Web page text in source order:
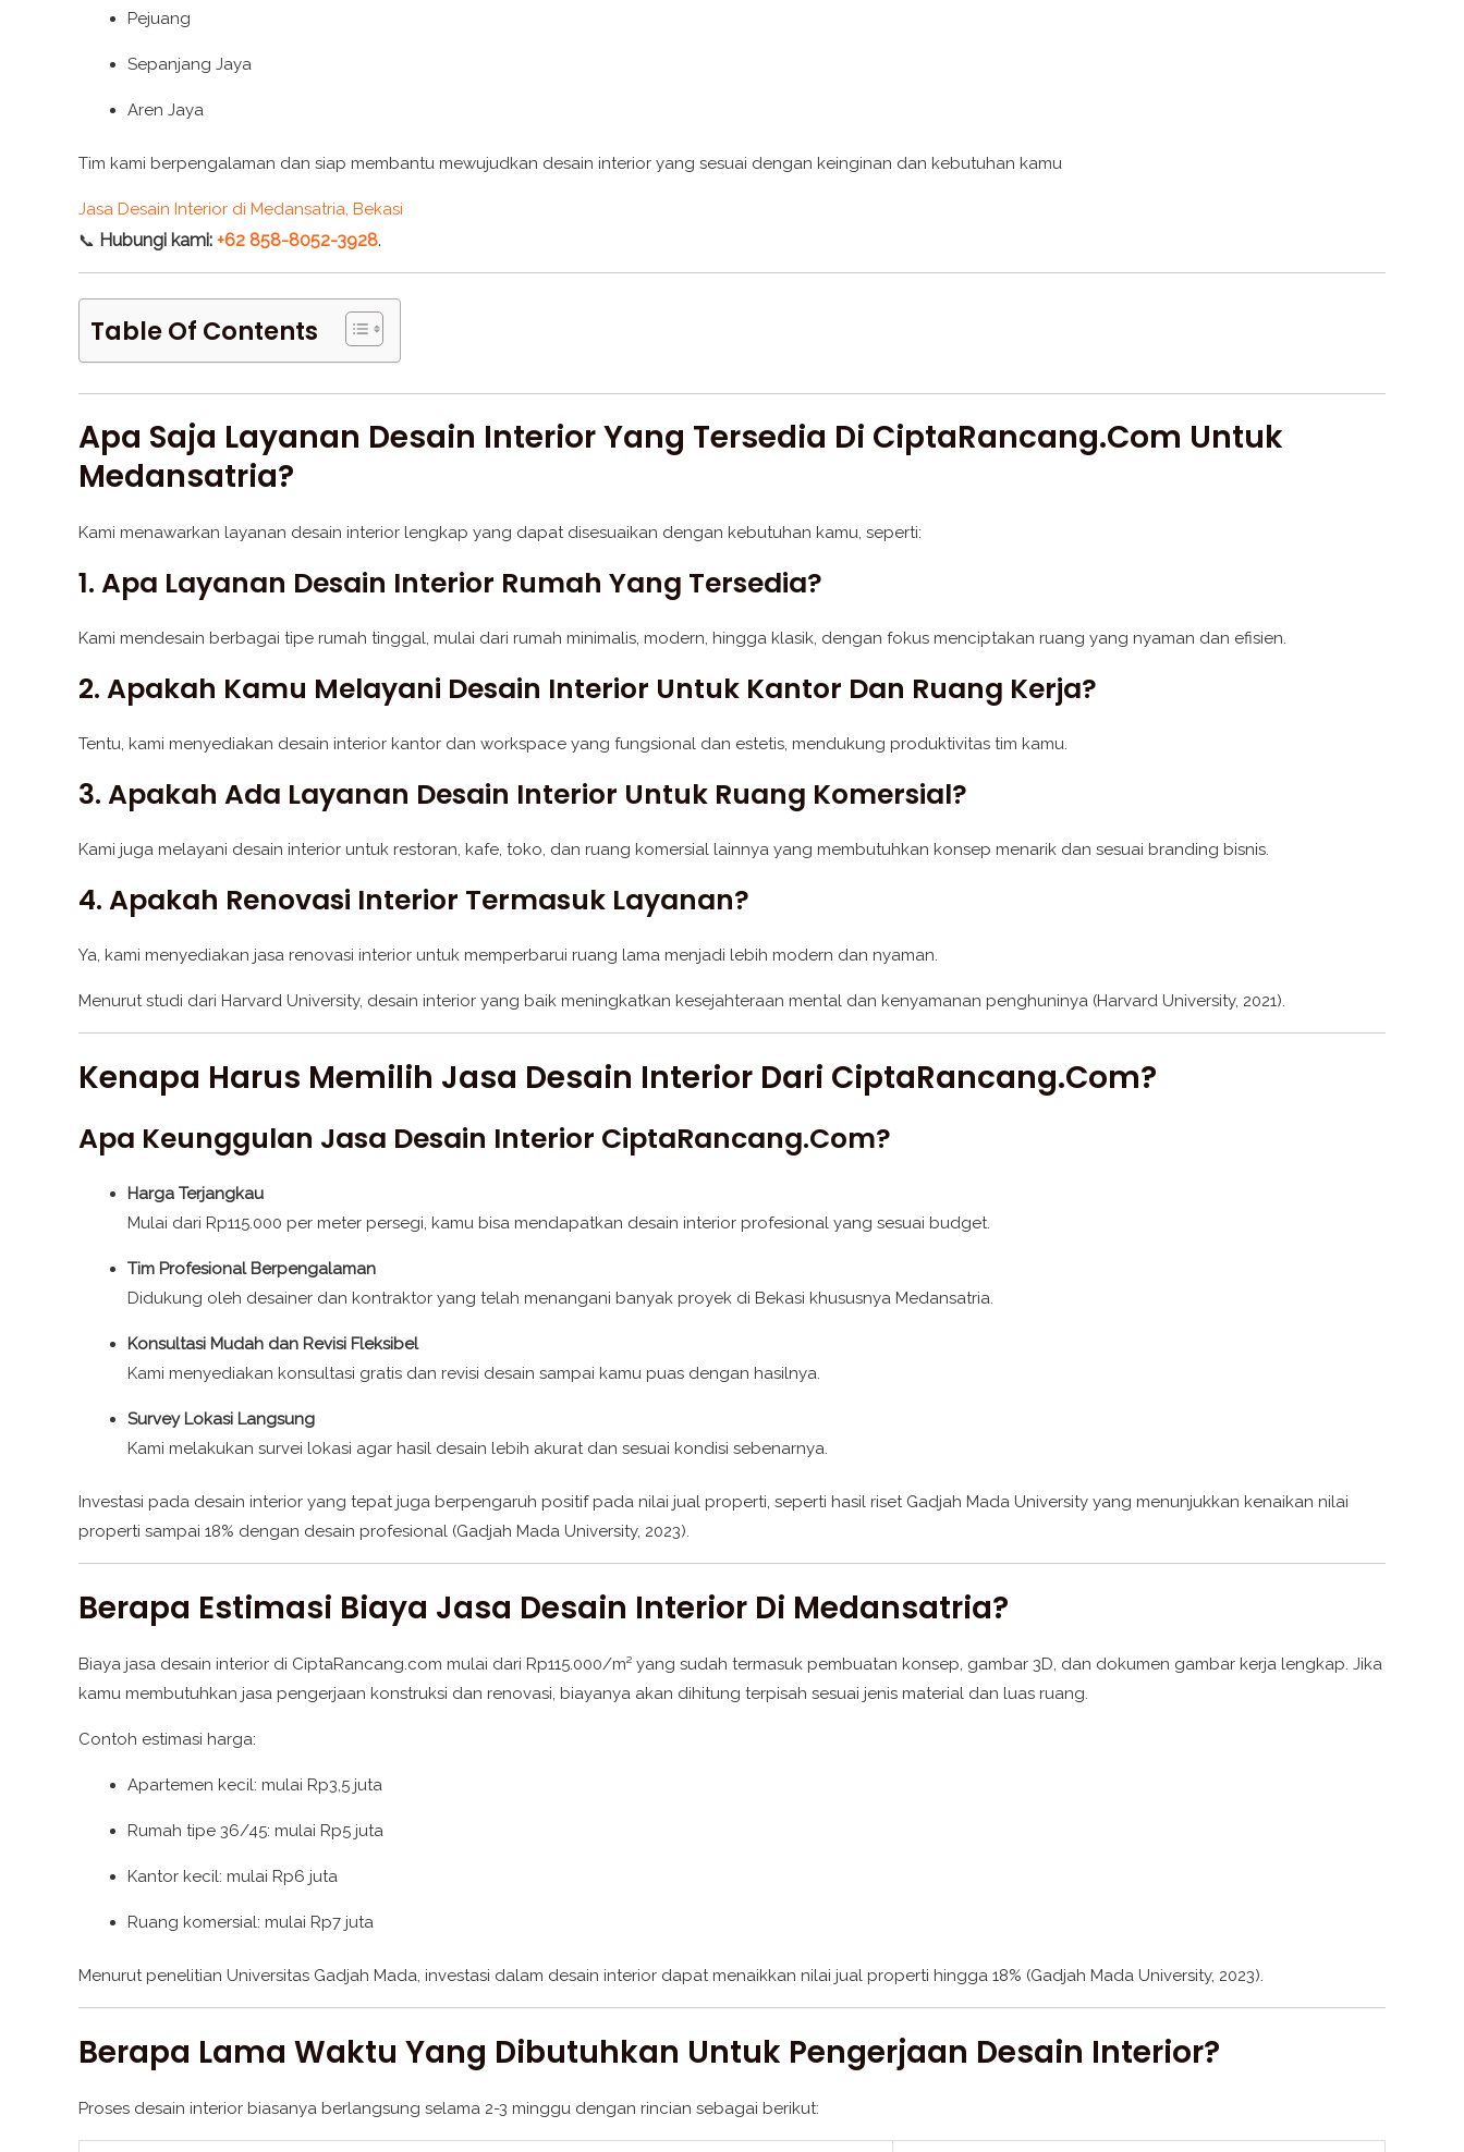
Pejuang
Sepanjang Jaya
Aren Jaya
Tim kami berpengalaman dan siap membantu mewujudkan desain interior yang sesuai dengan keinginan dan kebutuhan kamu
Jasa Desain Interior di Medansatria, Bekasi
📞 Hubungi kami: +62 858-8052-3928.
Table Of Contents
Apa Saja Layanan Desain Interior Yang Tersedia Di CiptaRancang.com Untuk
Medansatria?
Kami menawarkan layanan desain interior lengkap yang dapat disesuaikan dengan kebutuhan kamu, seperti:
1. Apa Layanan Desain Interior Rumah Yang Tersedia?
Kami mendesain berbagai tipe rumah tinggal, mulai dari rumah minimalis, modern, hingga klasik, dengan fokus menciptakan ruang yang nyaman dan efisien.
2. Apakah Kamu Melayani Desain Interior Untuk Kantor Dan Ruang Kerja?
Tentu, kami menyediakan desain interior kantor dan workspace yang fungsional dan estetis, mendukung produktivitas tim kamu.
3. Apakah Ada Layanan Desain Interior Untuk Ruang Komersial?
Kami juga melayani desain interior untuk restoran, kafe, toko, dan ruang komersial lainnya yang membutuhkan konsep menarik dan sesuai branding bisnis.
4. Apakah Renovasi Interior Termasuk Layanan?
Ya, kami menyediakan jasa renovasi interior untuk memperbarui ruang lama menjadi lebih modern dan nyaman.
Menurut studi dari Harvard University, desain interior yang baik meningkatkan kesejahteraan mental dan kenyamanan penghuninya (Harvard University, 2021).
Kenapa Harus Memilih Jasa Desain Interior Dari CiptaRancang.com?
Apa Keunggulan Jasa Desain Interior CiptaRancang.com?
Harga Terjangkau
Mulai dari Rp115.000 per meter persegi, kamu bisa mendapatkan desain interior profesional yang sesuai budget.
Tim Profesional Berpengalaman
Didukung oleh desainer dan kontraktor yang telah menangani banyak proyek di Bekasi khususnya Medansatria.
Konsultasi Mudah dan Revisi Fleksibel
Kami menyediakan konsultasi gratis dan revisi desain sampai kamu puas dengan hasilnya.
Survey Lokasi Langsung
Kami melakukan survei lokasi agar hasil desain lebih akurat dan sesuai kondisi sebenarnya.
Investasi pada desain interior yang tepat juga berpengaruh positif pada nilai jual properti, seperti hasil riset Gadjah Mada University yang menunjukkan kenaikan nilai
properti sampai 18% dengan desain profesional (Gadjah Mada University, 2023).
Berapa Estimasi Biaya Jasa Desain Interior Di Medansatria?
Biaya jasa desain interior di CiptaRancang.com mulai dari Rp115.000/m² yang sudah termasuk pembuatan konsep, gambar 3D, dan dokumen gambar kerja lengkap. Jika
kamu membutuhkan jasa pengerjaan konstruksi dan renovasi, biayanya akan dihitung terpisah sesuai jenis material dan luas ruang.
Contoh estimasi harga:
Apartemen kecil: mulai Rp3,5 juta
Rumah tipe 36/45: mulai Rp5 juta
Kantor kecil: mulai Rp6 juta
Ruang komersial: mulai Rp7 juta
Menurut penelitian Universitas Gadjah Mada, investasi dalam desain interior dapat menaikkan nilai jual properti hingga 18% (Gadjah Mada University, 2023).
Berapa Lama Waktu Yang Dibutuhkan Untuk Pengerjaan Desain Interior?
Proses desain interior biasanya berlangsung selama 2-3 minggu dengan rincian sebagai berikut: